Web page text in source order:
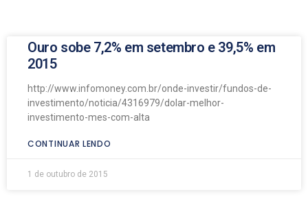
Ouro sobe 7,2% em setembro e 39,5% em
2015
http://www.infomoney.com.br/onde-investir/fundos-de-
investimento/noticia/4316979/dolar-melhor-
investimento-mes-com-alta
CONTINUAR LENDO
1 de outubro de 2015